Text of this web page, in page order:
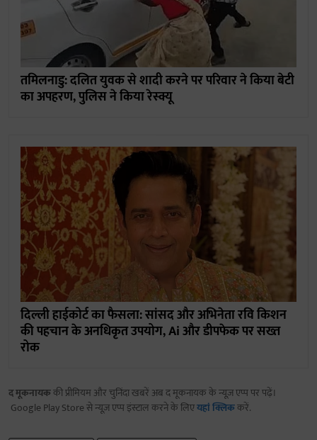
तमिलनाडु: दलित युवक से शादी करने पर परिवार ने किया बेटी
का अपहरण, पुलिस ने किया रेस्क्यू
दिल्ली हाईकोर्ट का फैसला: सांसद और अभिनेता रवि किशन
की पहचान के अनधिकृत उपयोग, Ai और डीपफेक पर सख्त
रोक
द मूकनायककी प्रीमियम और चुनिंदा खबरें अब द मूकनायक के न्यूज़ एप्प पर पढ़ें।
Google Play Store से न्यूज़ एप्प इंस्टाल करने के लिएयहां क्लिककरें.